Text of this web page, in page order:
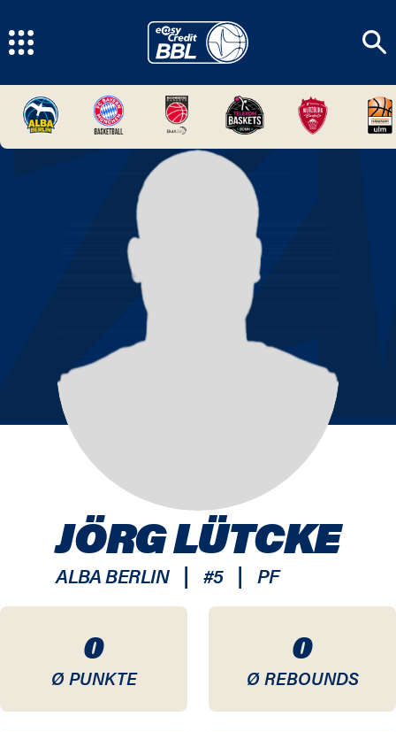
0
Ø PUNKTE
0
Ø REBOUNDS
JÖRG LÜTCKE
ALBA BERLIN | #5 | PF